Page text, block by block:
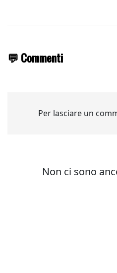
💬 Commenti